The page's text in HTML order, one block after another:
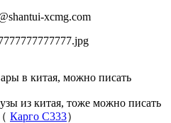
xcmg.com
в китая, можно писать
из китая, тоже можно писать
Карго C333）